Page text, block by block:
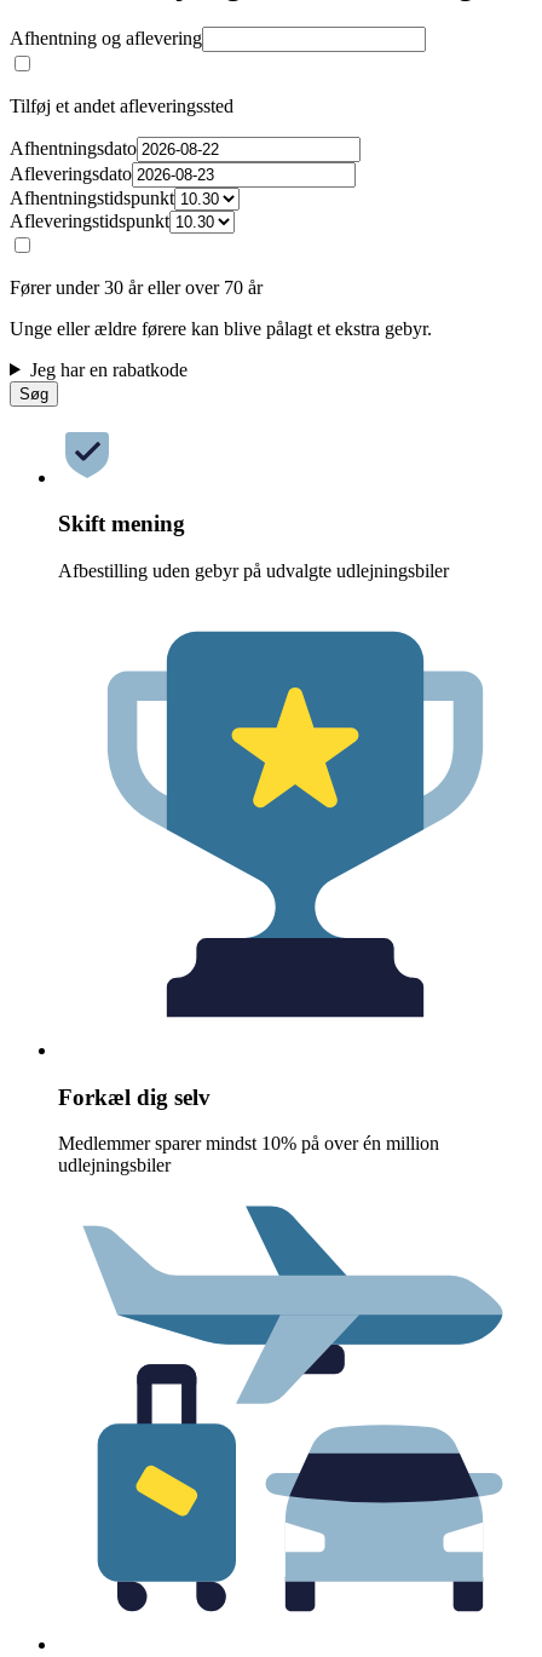
Afhentning og aflevering
Tilføj et andet afleveringssted
Afhentningsdato
Afleveringsdato
Afhentningstidspunkt
Afleveringstidspunkt
Fører under 30 år eller over 70 år
Unge eller ældre førere kan blive pålagt et ekstra gebyr.
Jeg har en rabatkode
Søg
Skift mening
Afbestilling uden gebyr på udvalgte udlejningsbiler
Forkæl dig selv
Medlemmer sparer mindst 10% på over én million
udlejningsbiler